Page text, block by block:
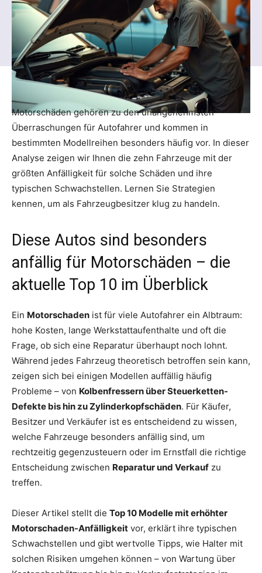
Motorschäden gehören zu den unangenehmsten
Überraschungen für Autofahrer und kommen in
bestimmten Modellreihen besonders häufig vor. In dieser
Analyse zeigen wir Ihnen die zehn Fahrzeuge mit der
größten Anfälligkeit für solche Schäden und ihre
typischen Schwachstellen. Lernen Sie Strategien
kennen, um als Fahrzeugbesitzer klug zu handeln.
Diese Autos sind besonders
anfällig für Motorschäden – die
aktuelle Top 10 im Überblick
Ein Motorschaden ist für viele Autofahrer ein Albtraum:
hohe Kosten, lange Werkstattaufenthalte und oft die
Frage, ob sich eine Reparatur überhaupt noch lohnt.
Während jedes Fahrzeug theoretisch betroffen sein kann,
zeigen sich bei einigen Modellen auffällig häufig
Probleme – von Kolbenfressern über Steuerketten-
Defekte bis hin zu Zylinderkopfschäden. Für Käufer,
Besitzer und Verkäufer ist es entscheidend zu wissen,
welche Fahrzeuge besonders anfällig sind, um
rechtzeitig gegenzusteuern oder im Ernstfall die richtige
Entscheidung zwischen Reparatur und Verkauf zu
treffen.
Dieser Artikel stellt die Top 10 Modelle mit erhöhter
Motorschaden-Anfälligkeit vor, erklärt ihre typischen
Schwachstellen und gibt wertvolle Tipps, wie Halter mit
solchen Risiken umgehen können – von Wartung über